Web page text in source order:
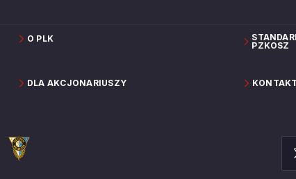
O PLK
PZKOSZ
DLA AKCJONARIUSZY KONTAKT